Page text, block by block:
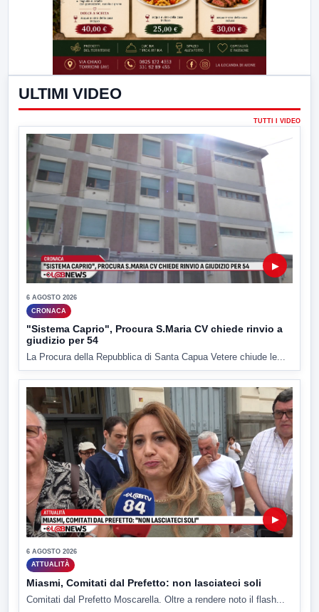
ULTIMI VIDEO
TUTTI I VIDEO
▶
6 AGOSTO 2026
CRONACA
"Sistema Caprio", Procura S.Maria CV chiede rinvio a
giudizio per 54
La Procura della Repubblica di Santa Capua Vetere chiude le...
▶
6 AGOSTO 2026
ATTUALITÀ
Miasmi, Comitati dal Prefetto: non lasciateci soli
Comitati dal Prefetto Moscarella. Oltre a rendere noto il flash...